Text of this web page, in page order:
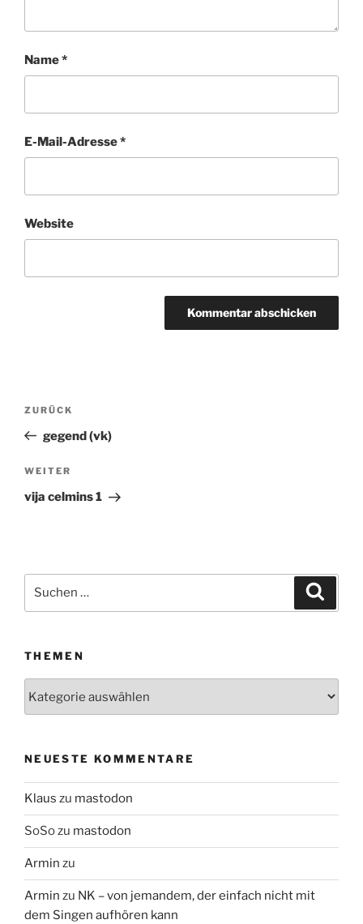
Name*
E-Mail-Adresse*
Website
Beitragsnavigation
Vorheriger
Beitrag
ZURÜCK
gegend (vk)
Nächster
Beitrag
WEITER
vija celmins 1
Suchen
THEMEN
NEUESTE KOMMENTARE
Klaus zu mastodon
SoSozu mastodon
Armin zu
Armin zu NK – von jemandem, der einfach nicht mit
dem Singen aufhören kann